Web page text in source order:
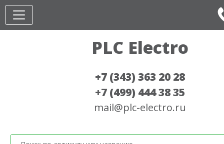
PLC Electro
+7 (343) 363 20 28
+7 (499) 444 38 35
mail@plc-electro.ru